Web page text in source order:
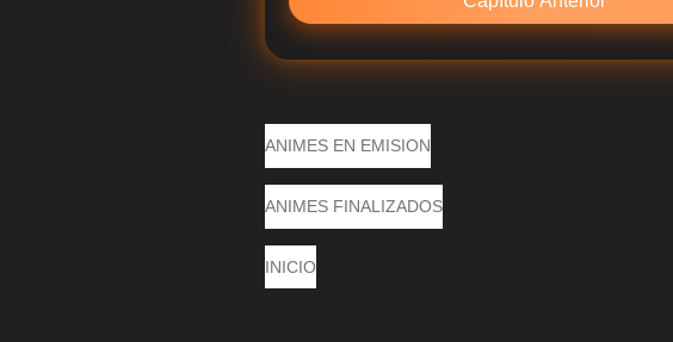
ANIMES EN EMISION
ANIMES FINALIZADOS
INICIO